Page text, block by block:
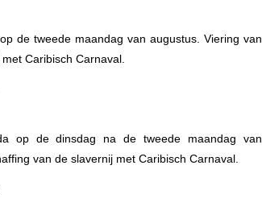
de tweede maandag van augustus. Viering van
Caribisch Carnaval.
op de dinsdag na de tweede maandag van
van de slavernij met Caribisch Carnaval.